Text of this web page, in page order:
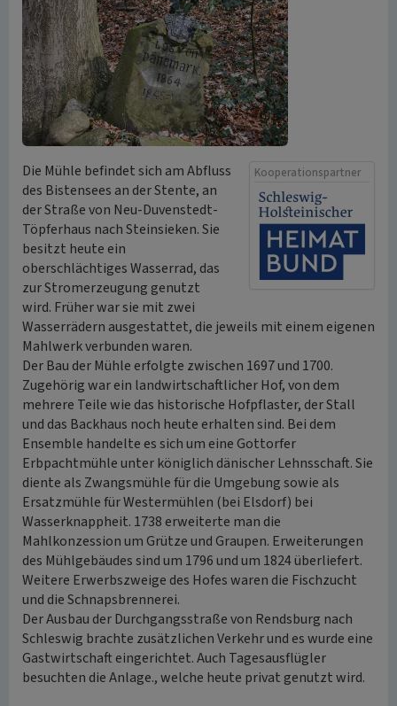
Kooperationspartner
Die Mühle befindet sich am Abfluss
des Bistensees an der Stente, an
der Straße von Neu-Duvenstedt-
Töpferhaus nach Steinsieken. Sie
besitzt heute ein
oberschlächtiges Wasserrad, das
zur Stromerzeugung genutzt
wird. Früher war sie mit zwei
Wasserrädern ausgestattet, die jeweils mit einem eigenen
Mahlwerk verbunden waren.
Der Bau der Mühle erfolgte zwischen 1697 und 1700.
Zugehörig war ein landwirtschaftlicher Hof, von dem
mehrere Teile wie das historische Hofpflaster, der Stall
und das Backhaus noch heute erhalten sind. Bei dem
Ensemble handelte es sich um eine Gottorfer
Erbpachtmühle unter königlich dänischer Lehnsschaft. Sie
diente als Zwangsmühle für die Umgebung sowie als
Ersatzmühle für Westermühlen (bei Elsdorf) bei
Wasserknappheit. 1738 erweiterte man die
Mahlkonzession um Grütze und Graupen. Erweiterungen
des Mühlgebäudes sind um 1796 und um 1824 überliefert.
Weitere Erwerbszweige des Hofes waren die Fischzucht
und die Schnapsbrennerei.
Der Ausbau der Durchgangsstraße von Rendsburg nach
Schleswig brachte zusätzlichen Verkehr und es wurde eine
Gastwirtschaft eingerichtet. Auch Tagesausflügler
besuchten die Anlage., welche heute privat genutzt wird.